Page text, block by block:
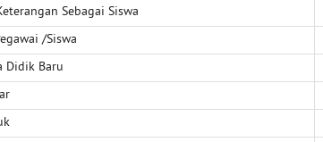
Sebagai Siswa
/Siswa
Didik Baru